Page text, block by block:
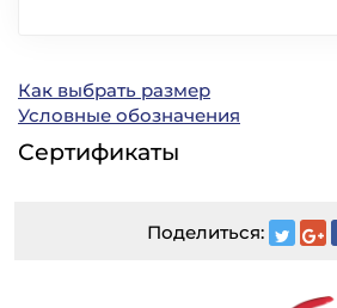
Как выбрать размер
Условные обозначения
Сертификаты
Поделиться: